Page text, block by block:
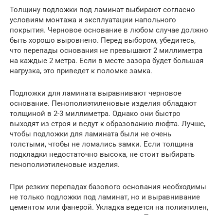
Толщину подложки под ламинат выбирают согласно
условиям монтажа и эксплуатации напольного
покрытия. Черновое основание в любом случае должно
быть хорошо выровнено. Перед выбором, убедитесь,
что перепады основания не превышают 2 миллиметра
на каждые 2 метра. Если в месте зазора будет большая
нагрузка, это приведет к поломке замка.
Подложки для ламината выравнивают черновое
основание. Пенополиэтиленовые изделия обладают
толщиной в 2-3 миллиметра. Однако они быстро
выходят из строя и ведут к образованию люфта. Лучше,
чтобы подложки для ламината были не очень
толстыми, чтобы не ломались замки. Если толщина
подкладки недостаточно высока, не стоит выбирать
пенополиэтиленовые изделия.
При резких перепадах базового основания необходимы
не только подложки под ламинат, но и выравнивание
цементом или фанерой. Укладка ведется на полиэтилен,